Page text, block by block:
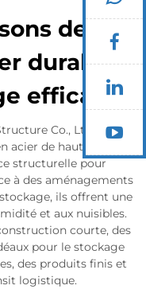
des
durables
efficace
Co., Ltd, nos
de haute qualité,
structurelle pour
à des aménagements
ils offrent une
et aux nuisibles.
courte, des
pour le stockage
des produits finis et
logistique.